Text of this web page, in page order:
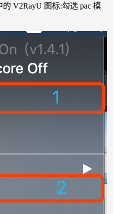
V2RayU 图标:勾选 pac 模